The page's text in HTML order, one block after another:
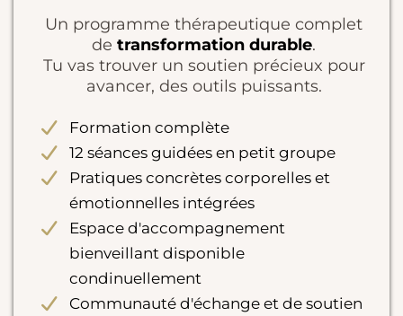
Un programme thérapeutique complet
de transformation durable.
Tu vas trouver un soutien précieux pour
avancer, des outils puissants.
Formation complète
12 séances guidées en petit groupe
Pratiques concrètes corporelles et
émotionnelles intégrées
Espace d'accompagnement
bienveillant disponible
condinuellement
Communauté d'échange et de soutien